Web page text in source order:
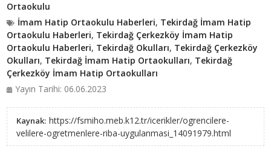
Ortaokulu
İmam Hatip Ortaokulu Haberleri, Tekirdağ İmam Hatip
Ortaokulu Haberleri, Tekirdağ Çerkezköy İmam Hatip
Ortaokulu Haberleri, Tekirdağ Okulları, Tekirdağ Çerkezköy
Okulları, Tekirdağ İmam Hatip Ortaokulları, Tekirdağ
Çerkezköy İmam Hatip Ortaokulları
Yayın Tarihi: 06.06.2023
Kaynak: https://fsmiho.meb.k12.tr/icerikler/ogrencilere-
velilere-ogretmenlere-riba-uygulanmasi_14091979.html